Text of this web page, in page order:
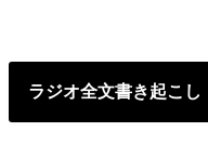
ラジオ全文書き起こし